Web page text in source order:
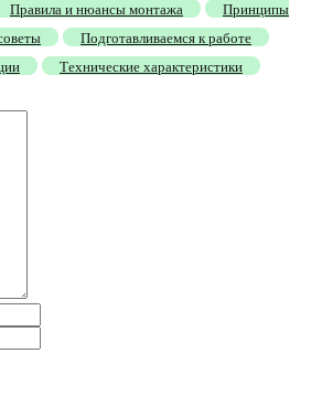
Правила и нюансы монтажа
Принципы
Подготавливаемся к работе
Технические характеристики